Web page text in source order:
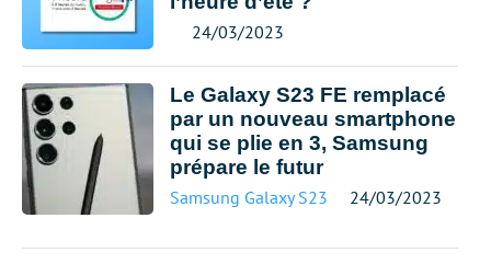
24/03/2023
Le Galaxy S23 FE remplacé
par un nouveau smartphone
qui se plie en 3, Samsung
prépare le futur
Samsung Galaxy S23 24/03/2023